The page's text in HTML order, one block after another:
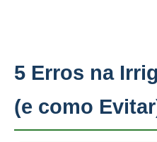
5 Erros na
(e como